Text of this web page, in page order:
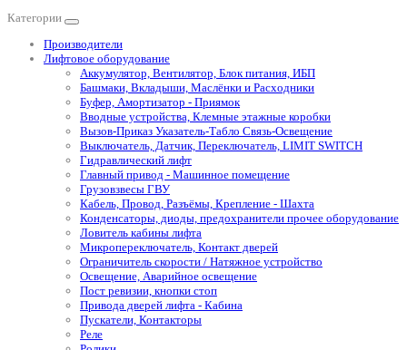
Категории
Производители
Лифтовое оборудование
Аккумулятор, Вентилятор, Блок питания, ИБП
Башмаки, Вкладыши, Маслёнки и Расходники
Буфер, Амортизатор - Приямок
Вводные устройства, Клемные этажные коробки
Вызов-Приказ Указатель-Табло Связь-Освещение
Выключатель, Датчик, Переключатель, LIMIT SWITCH
Гидравлический лифт
Главный привод - Машинное помещение
Грузовзвесы ГВУ
Кабель, Провод, Разъёмы, Крепление - Шахта
Конденсаторы, диоды, предохранители прочее оборудование
Ловитель кабины лифта
Микропереключатель, Контакт дверей
Ограничитель скорости / Натяжное устройство
Освещение, Аварийное освещение
Пост ревизии, кнопки стоп
Привода дверей лифта - Кабина
Пускатели, Контакторы
Реле